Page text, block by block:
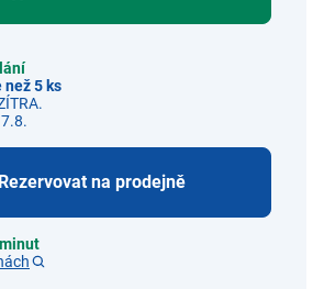
než 5 ks
Rezervovat na prodejně